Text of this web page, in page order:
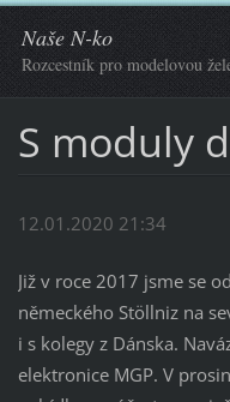
Naše N-ko
Rozcestník pro modelovou
S moduly
12.01.2020 21:34
Již v roce 2017 jsme se
německého Stöllniz na
i s kolegy z Dánska.
elektronice MGP. V